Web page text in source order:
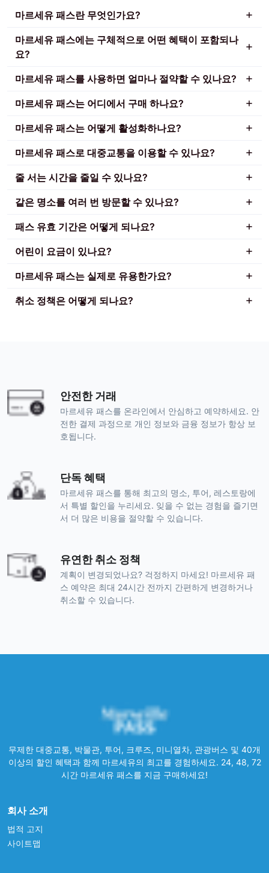
마르세유 패스란 무엇인가요?
마르세유 패스에는 구체적으로 어떤 혜택이 포함되나
요?
마르세유 패스를 사용하면 얼마나 절약할 수 있나요?
마르세유 패스는 어디에서 구매 하나요?
마르세유 패스는 어떻게 활성화하나요?
마르세유 패스로 대중교통을 이용할 수 있나요?
줄 서는 시간을 줄일 수 있나요?
같은 명소를 여러 번 방문할 수 있나요?
패스 유효 기간은 어떻게 되나요?
어린이 요금이 있나요?
마르세유 패스는 실제로 유용한가요?
취소 정책은 어떻게 되나요?
안전한 거래
마르세유 패스를 온라인에서 안심하고 예약하세요. 안
전한 결제 과정으로 개인 정보와 금융 정보가 항상 보
호됩니다.
단독 혜택
마르세유 패스를 통해 최고의 명소, 투어, 레스토랑에
서 특별 할인을 누리세요. 잊을 수 없는 경험을 즐기면
서 더 많은 비용을 절약할 수 있습니다.
유연한 취소 정책
계획이 변경되었나요? 걱정하지 마세요! 마르세유 패
스 예약은 최대 24시간 전까지 간편하게 변경하거나
취소할 수 있습니다.
무제한 대중교통, 박물관, 투어, 크루즈, 미니열차, 관광버스 및 40개
이상의 할인 혜택과 함께 마르세유의 최고를 경험하세요. 24, 48, 72
시간 마르세유 패스를 지금 구매하세요!
회사 소개
법적 고지
사이트맵